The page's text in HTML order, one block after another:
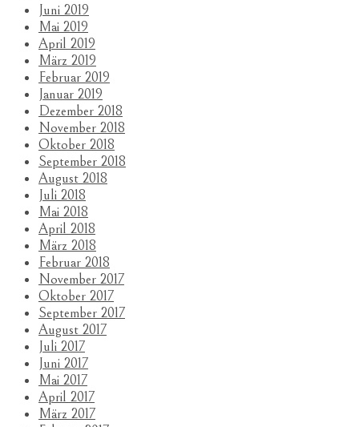
Juni 2019
Mai 2019
April 2019
März 2019
Februar 2019
Januar 2019
Dezember 2018
November 2018
Oktober 2018
September 2018
August 2018
Juli 2018
Mai 2018
April 2018
März 2018
Februar 2018
November 2017
Oktober 2017
September 2017
August 2017
Juli 2017
Juni 2017
Mai 2017
April 2017
März 2017